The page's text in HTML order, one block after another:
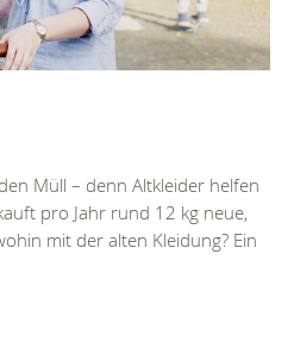
Müll – denn Altkleider helfen
pro Jahr rund 12 kg neue,
mit der alten Kleidung? Ein